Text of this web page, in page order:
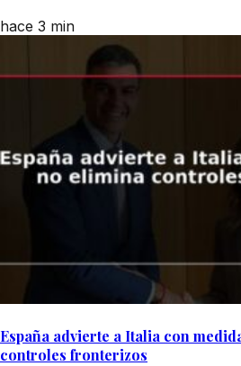
hace 3 min
España advierte a Italia con
controles fronterizos